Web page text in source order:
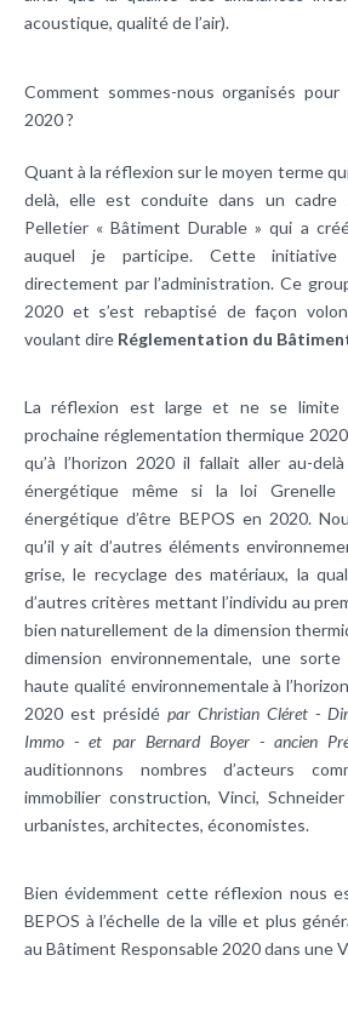
acoustique, qualité de l’air).
Comment sommes-nous organisés
2020 ?
Quant à la réflexion sur le moyen terme
delà, elle est conduite dans un cadre
Pelletier « Bâtiment Durable » qui a
auquel je participe. Cette initiative
directement par l’administration. Ce
2020 et s’est rebaptisé de façon
voulant dire Réglementation du
La réflexion est large et ne se limite
prochaine réglementation thermique
qu’à l’horizon 2020 il fallait aller au-
énergétique même si la loi
énergétique d’être BEPOS en 2020.
qu’il y ait d’autres éléments
grise, le recyclage des matériaux, la
d’autres critères mettant l’individu au
bien naturellement de la dimension
dimension environnementale, une
haute qualité environnementale à
2020 est présidé par Christian Cléret -
Immo - et par Bernard Boyer - ancien
auditionnons nombres d’acteurs
immobilier construction, Vinci,
urbanistes, architectes, économistes.
Bien évidemment cette réflexion nous
BEPOS à l’échelle de la ville et plus
au Bâtiment Responsable 2020 dans une